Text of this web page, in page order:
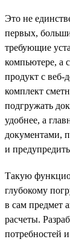
Это не
первых,
требующие
компьютере, а
продукт с веб-
комплект
подгружать
удобнее, а
документами,
и
Такую
глубокому
в сам предмет
расчеты.
потребностей